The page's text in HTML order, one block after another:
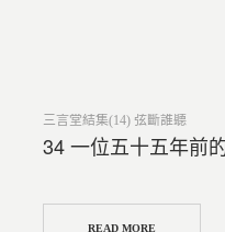
Posted
三言堂結集(14) 弦斷誰聽
34 一位五十五年前
READ MORE